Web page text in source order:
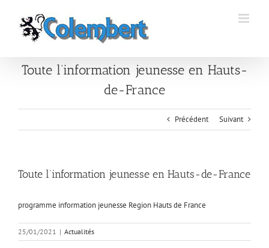
contenu
Toute l’information jeunesse en Hauts-
de-France
Précédent Suivant
Toute l’information jeunesse en Hauts-de-France
programme information jeunesse Region Hauts de France
25/01/2021 | Actualités